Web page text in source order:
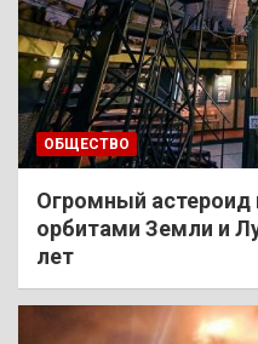
ОБЩЕСТВО
Огромный
орбитами Земли и
лет